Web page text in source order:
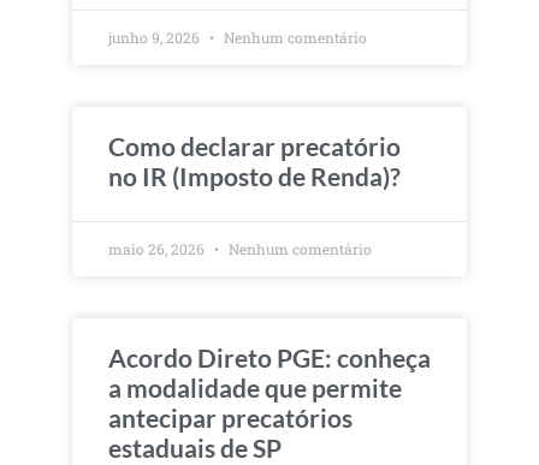
junho 9, 2026 Nenhum comentário
Como declarar precatório
no IR (Imposto de Renda)?
maio 26, 2026 Nenhum comentário
Acordo Direto PGE: conheça
a modalidade que permite
antecipar precatórios
estaduais de SP